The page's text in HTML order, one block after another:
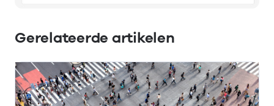
Gerelateerde artikelen